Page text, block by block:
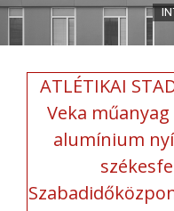
ATLÉTIKAI
Veka
alumínium